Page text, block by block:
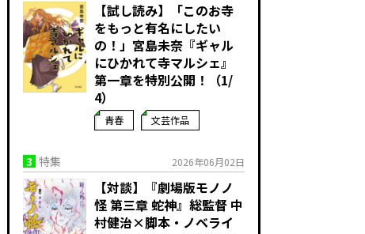
【試し読み】「このお寺
をもっと有名にしたい
の！」宮島未奈『ギャル
にひかれて寺マルシェ』
第一章を特別公開！（1/
4）
青春 文芸作品
3 特集 2026年06月02日
【対談】『劇場版モノノ
怪 第三章 蛇神』総監督 中
村健治×脚本・ノベライ